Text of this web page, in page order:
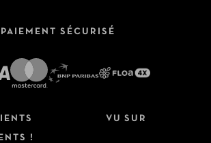
PAIEMENT SÉCURISÉ
!
VU SUR